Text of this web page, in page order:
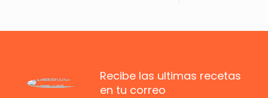
Recibe las ultimas recetas
en tu correo